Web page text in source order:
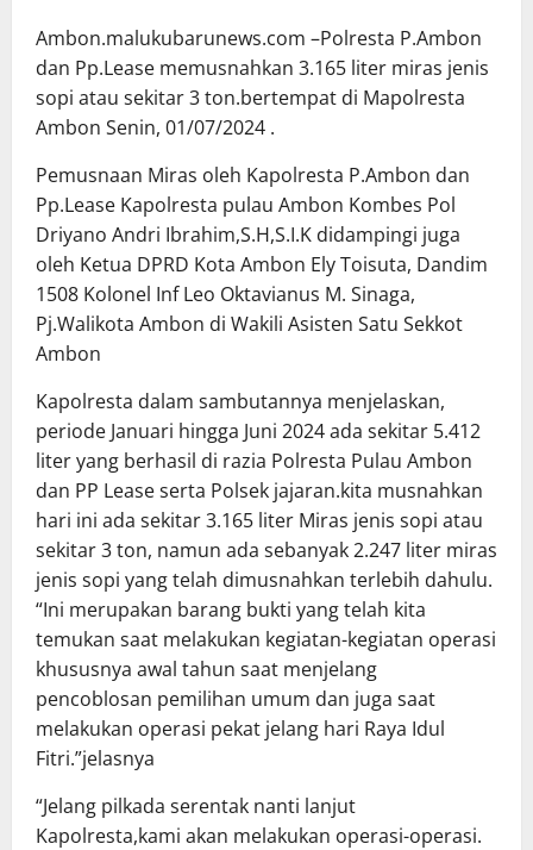
Ambon.malukubarunews.com –Polresta P.Ambon
dan Pp.Lease memusnahkan 3.165 liter miras jenis
sopi atau sekitar 3 ton.bertempat di Mapolresta
Ambon Senin, 01/07/2024 .
Pemusnaan Miras oleh Kapolresta P.Ambon dan
Pp.Lease Kapolresta pulau Ambon Kombes Pol
Driyano Andri Ibrahim,S.H,S.I.K didampingi juga
oleh Ketua DPRD Kota Ambon Ely Toisuta, Dandim
1508 Kolonel Inf Leo Oktavianus M. Sinaga,
Pj.Walikota Ambon di Wakili Asisten Satu Sekkot
Ambon
Kapolresta dalam sambutannya menjelaskan,
periode Januari hingga Juni 2024 ada sekitar 5.412
liter yang berhasil di razia Polresta Pulau Ambon
dan PP Lease serta Polsek jajaran.kita musnahkan
hari ini ada sekitar 3.165 liter Miras jenis sopi atau
sekitar 3 ton, namun ada sebanyak 2.247 liter miras
jenis sopi yang telah dimusnahkan terlebih dahulu.
“Ini merupakan barang bukti yang telah kita
temukan saat melakukan kegiatan-kegiatan operasi
khususnya awal tahun saat menjelang
pencoblosan pemilihan umum dan juga saat
melakukan operasi pekat jelang hari Raya Idul
Fitri.”jelasnya
“Jelang pilkada serentak nanti lanjut
Kapolresta,kami akan melakukan operasi-operasi.